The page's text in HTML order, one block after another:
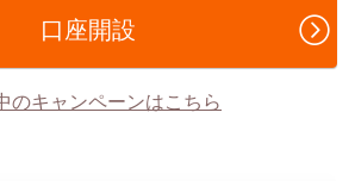
口座開設
のキャンペーンはこちら